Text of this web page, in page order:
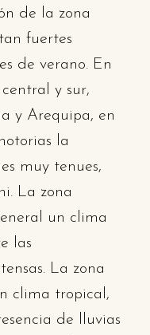
de la zona
fuertes
de verano. En
y sur,
y Arequipa, en
la
muy tenues,
La zona
un clima
las
La zona
clima tropical,
de lluvias